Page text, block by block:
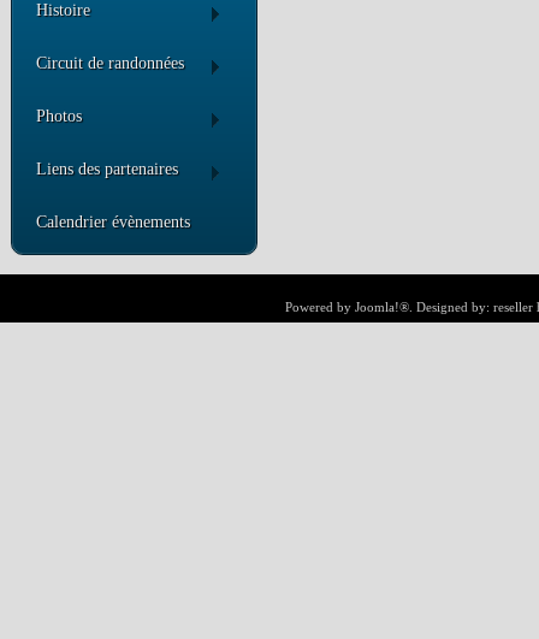
Histoire
Circuit de randonnées
Photos
Liens des partenaires
Calendrier évènements
Powered by Joomla!® . Designed by: reseller